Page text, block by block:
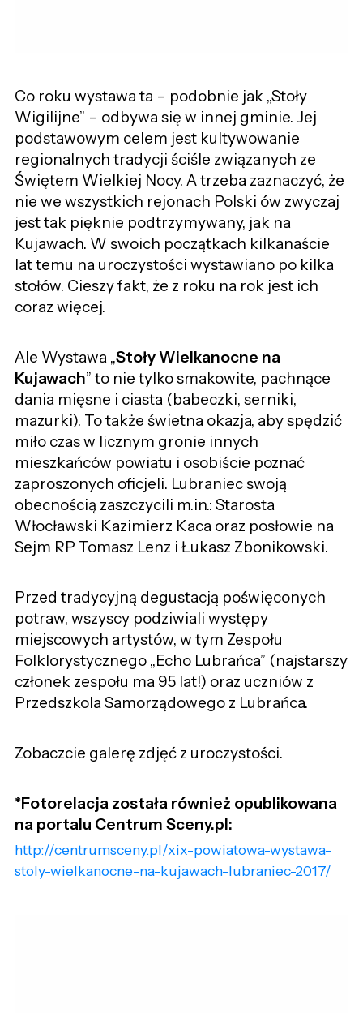
Co roku wystawa ta – podobnie jak „Stoły
Wigilijne” – odbywa się w innej gminie. Jej
podstawowym celem jest kultywowanie
regionalnych tradycji ściśle związanych ze
Świętem Wielkiej Nocy. A trzeba zaznaczyć, że
nie we wszystkich rejonach Polski ów zwyczaj
jest tak pięknie podtrzymywany, jak na
Kujawach. W swoich początkach kilkanaście
lat temu na uroczystości wystawiano po kilka
stołów. Cieszy fakt, że z roku na rok jest ich
coraz więcej.
Ale Wystawa „Stoły Wielkanocne na
Kujawach” to nie tylko smakowite, pachnące
dania mięsne i ciasta (babeczki, serniki,
mazurki). To także świetna okazja, aby spędzić
miło czas w licznym gronie innych
mieszkańców powiatu i osobiście poznać
zaproszonych oficjeli. Lubraniec swoją
obecnością zaszczycili m.in.: Starosta
Włocławski Kazimierz Kaca oraz posłowie na
Sejm RP Tomasz Lenz i Łukasz Zbonikowski.
Przed tradycyjną degustacją poświęconych
potraw, wszyscy podziwiali występy
miejscowych artystów, w tym Zespołu
Folklorystycznego „Echo Lubrańca” (najstarszy
członek zespołu ma 95 lat!) oraz uczniów z
Przedszkola Samorządowego z Lubrańca.
Zobaczcie galerę zdjęć z uroczystości.
*Fotorelacja została również opublikowana
na portalu Centrum Sceny.pl:
http://centrumsceny.pl/xix-powiatowa-wystawa-
stoly-wielkanocne-na-kujawach-lubraniec-2017/